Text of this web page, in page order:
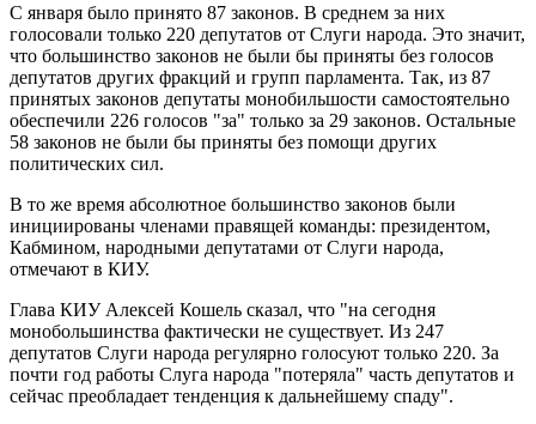
С января было принято 87 законов. В среднем за них
голосовали только 220 депутатов от Слуги народа. Это значит,
что большинство законов не были бы приняты без голосов
депутатов других фракций и групп парламента. Так, из 87
принятых законов депутаты монобильшости самостоятельно
обеспечили 226 голосов "за" только за 29 законов. Остальные
58 законов не были бы приняты без помощи других
политических сил.
В то же время абсолютное большинство законов были
инициированы членами правящей команды: президентом,
Кабмином, народными депутатами от Слуги народа,
отмечают в КИУ.
Глава КИУ Алексей Кошель сказал, что "на сегодня
монобольшинства фактически не существует. Из 247
депутатов Слуги народа регулярно голосуют только 220. За
почти год работы Слуга народа "потеряла" часть депутатов и
сейчас преобладает тенденция к дальнейшему спаду".